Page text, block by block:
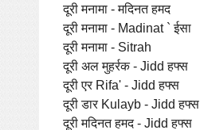
दूरी मनामा - मदिनत हमद
दूरी मनामा - Madinat ` ईसा
दूरी मनामा - Sitrah
दूरी अल मुहर्रक - Jidd हफ्स
दूरी एर Rifa' - Jidd हफ्स
दूरी डार Kulayb - Jidd हफ्स
दूरी मदिनत हमद - Jidd हफ्स